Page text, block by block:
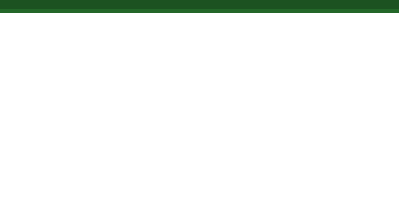
Skip to main content